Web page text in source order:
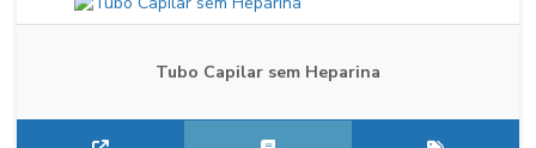
Tubo Capilar sem Heparina